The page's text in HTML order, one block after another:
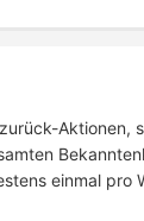
Aktionen,
einmal pro